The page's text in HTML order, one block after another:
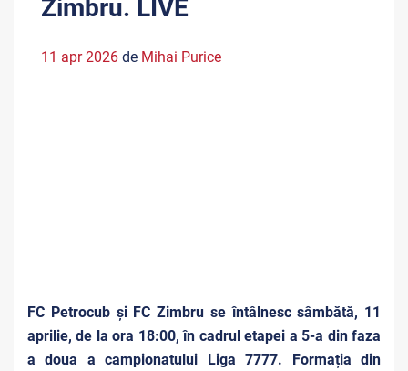
Zimbru. LIVE
11 apr 2026 de Mihai Purice
FC Petrocub și FC Zimbru se întâlnesc sâmbătă, 11
aprilie, de la ora 18:00, în cadrul etapei a 5-a din faza
a doua a campionatului Liga 7777. Formația din